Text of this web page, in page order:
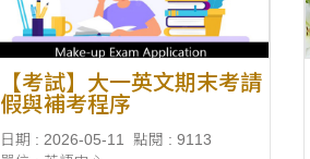
【考試】大一英文期末考請
假與補考程序
日期 : 2026-05-11
點閱 : 9113